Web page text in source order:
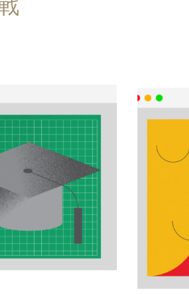
來職場發展及
作文化改變
職志的尋索
地職場考察
–
–